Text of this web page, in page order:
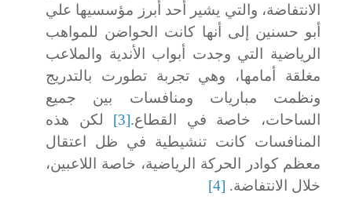
الانتفاضة، والتي يشير أحد أبرز مؤسسيها علي
أبو حسنين إلى أنها كانت الحواضن للمواهب
الرياضية التي وجدت أبواب الأندية والملاعب
مغلقة أمامها، وهي تجربة تطورت بالتدريج
ونظمت مباريات ومنافسات بين جميع
الساحات، خاصة في القطاع.[3] لكن هذه
المنافسات كانت تنشيطية في ظل اعتقال
معظم كوادر الحركة الرياضية، خاصة اللاعبين،
خلال الانتفاضة. [4]